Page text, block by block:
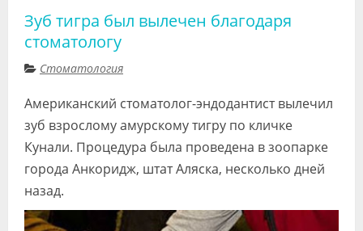
Зуб тигра был вылечен благодаря
стоматологу
Стоматология
Американский стоматолог-эндодантист вылечил
зуб взрослому амурскому тигру по кличке
Кунали. Процедура была проведена в зоопарке
города Анкоридж, штат Аляска, несколько дней
назад.